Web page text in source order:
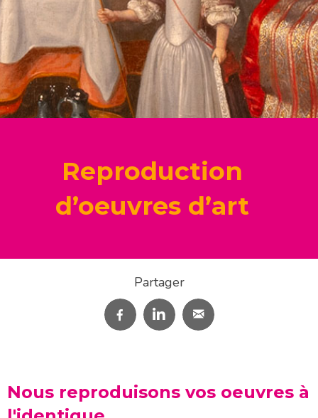
Reproduction
d’oeuvres d’art
Partager
Nous reproduisons vos oeuvres à